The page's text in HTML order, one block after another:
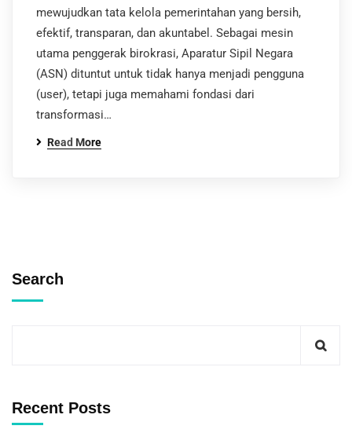
mewujudkan tata kelola pemerintahan yang bersih,
efektif, transparan, dan akuntabel. Sebagai mesin
utama penggerak birokrasi, Aparatur Sipil Negara
(ASN) dituntut untuk tidak hanya menjadi pengguna
(user), tetapi juga memahami fondasi dari
transformasi…
Read More
Search
Recent Posts